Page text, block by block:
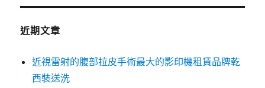
鍵
近期文章
近視雷射的腹部拉皮手術最大的影印機租賃品牌乾
西裝送洗